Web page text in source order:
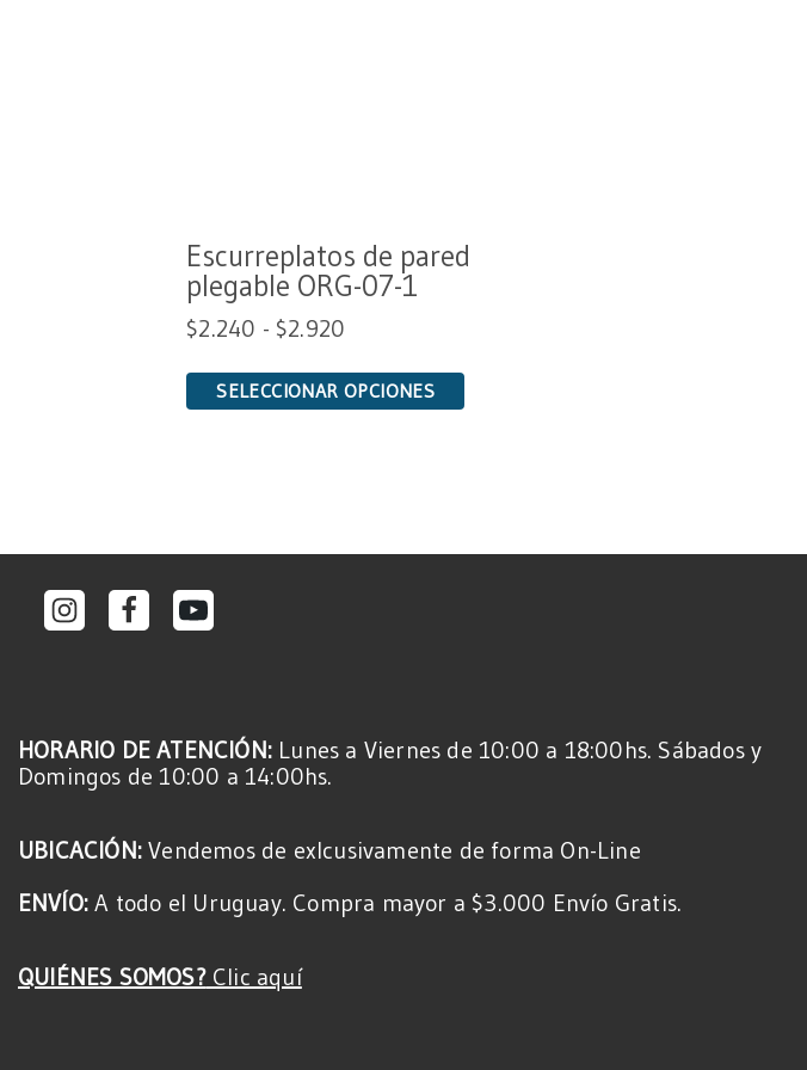
Escurreplatos de pared
plegable ORG-07-1
$2.240 - $2.920
SELECCIONAR OPCIONES
HORARIO DE ATENCIÓN: Lunes a Viernes de 10:00 a 18:00hs. Sábados y
Domingos de 10:00 a 14:00hs.
UBICACIÓN: Vendemos de exlcusivamente de forma On-Line
ENVÍO: A todo el Uruguay. Compra mayor a $3.000 Envío Gratis.
QUIÉNES SOMOS?Clic aquí